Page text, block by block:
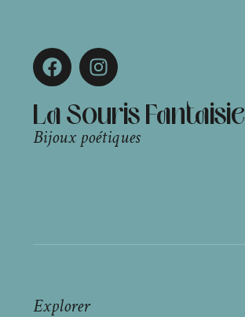
La Souris Fantaisie
Bijoux poétiques
Explorer